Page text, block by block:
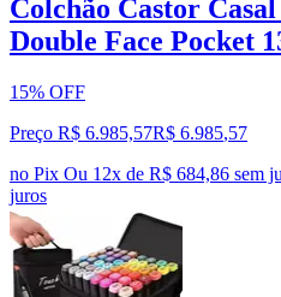
Colchão Castor
Double Face Pocket
15% OFF
Preço R$ 6.985,57R$ 6.985,57
no Pix Ou 12x de R$ 684,86 sem
juros